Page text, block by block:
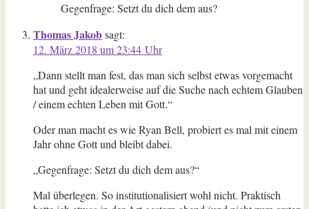
Gegenfrage: Setzt du dich dem aus?
Thomas Jakobsagt:
12. März 2018 um 23:44 Uhr
„Dann stellt man fest, das man sich selbst etwas vorgemacht
hat und geht idealerweise auf die Suche nach echtem Glauben
/ einem echten Leben mit Gott.“
Oder man macht es wie Ryan Bell, probiert es mal mit einem
Jahr ohne Gott und bleibt dabei.
„Gegenfrage: Setzt du dich dem aus?“
Mal überlegen. So institutionalisiert wohl nicht. Praktisch